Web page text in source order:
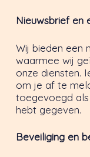
Nieuwsbrief en
Wij bieden een
waarmee wij
onze diensten.
om je af te
toegevoegd
hebt gegeven.
Beveiliging en